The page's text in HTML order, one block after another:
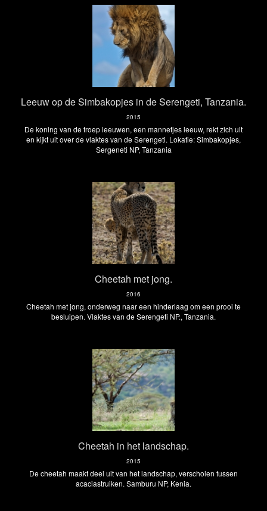
Leeuw op de Simbakopjes in de Serengeti, Tanzania.
2015
De koning van de troep leeuwen, een mannetjes leeuw, rekt zich uit
en kijkt uit over de vlaktes van de Serengeti. Lokatie: Simbakopjes,
Sergeneti NP, Tanzania
Cheetah met jong.
2016
Cheetah met jong, onderweg naar een hinderlaag om een prooi te
besluipen. Vlaktes van de Serengeti NP., Tanzania.
Cheetah in het landschap.
2015
De cheetah maakt deel uit van het landschap, verscholen tussen
acaciastruiken. Samburu NP, Kenia.